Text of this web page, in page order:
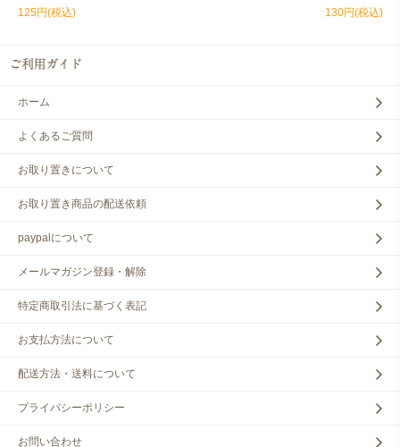
125円(税込)
130円(税込)
ホーム
よくあるご質問
お取り置きについて
お取り置き商品の配送依頼
paypalについて
メールマガジン登録・解除
特定商取引法に基づく表記
お支払方法について
配送方法・送料について
プライバシーポリシー
お問い合わせ